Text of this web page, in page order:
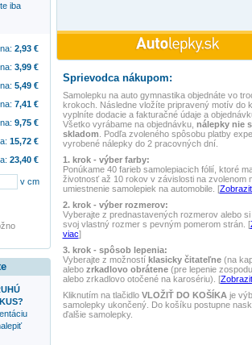
Sprievodca nákupom:
Samolepku na auto gymnastikaobjednáte vo
krokoch. Následne vložíte pripravený motív do
vyplníte dodacie a fakturačné údaje a
Všetko vyrábame na objednávku, nálepky nie
skladom . Podľa zvoleného spôsobu platby
vyrobené nálepky do 2 pracovných dní.
1. krok - výber farby:
Ponúkame 40 farieb samolepiacich fólií, ktoré
životnosť až 10 rokov v závislosti na zvolenom
umiestnenie samolepiek na automobile. [
2. krok - výber rozmerov:
Vyberajte z prednastavených rozmerov alebo
svoj vlastný rozmer s pevným pomerom strán. [
viac]
3. krok - spôsob lepenia:
Vyberajte z možností klasicky čitateľne(na
alebo zrkadlovo obrátene(pre lepenie
alebo zrkadlovo otočené na karosériu). [
Kliknutím na tlačidlo VLOŽIŤ DO KOŠÍKA je
samolepky ukončený. Do košíku postupne
ďalšie samolepky.
iba
2,93€
3,99€
5,49€
7,41€
9,75€
15,72€
23,40€
v cm